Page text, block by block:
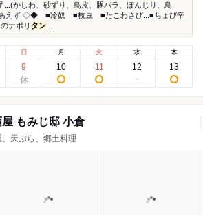
...(かしわ、砂ずり、鳥皮、豚バラ、ぼんじり、鳥
ず ◇◆ ■冷奴 ■枝豆 ■たこわさび...■ちょび辛
ナポリ タン
日
9
月
10
火
11
水
12
木
13
もみじ邸 小倉
天ぷら、郷土料理